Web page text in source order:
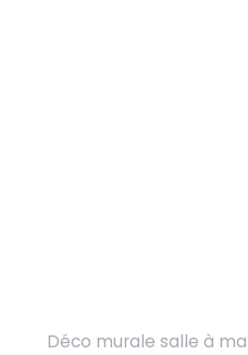
Déco murale salle à